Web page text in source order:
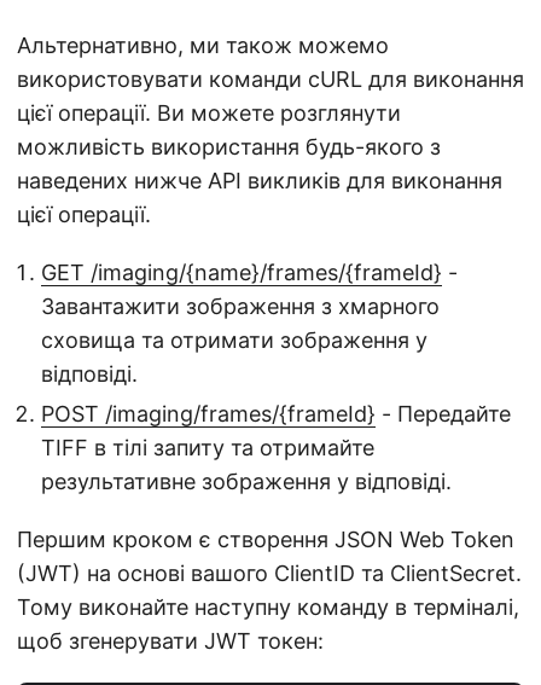
Альтернативно, ми також можемо
використовувати команди cURL для виконання
цієї операції. Ви можете розглянути
можливість використання будь-якого з
наведених нижче API викликів для виконання
цієї операції.
GET /imaging/{name}/frames/{frameId} -
Завантажити зображення з хмарного
сховища та отримати зображення у
відповіді.
POST /imaging/frames/{frameId} - Передайте
TIFF в тілі запиту та отримайте
результативне зображення у відповіді.
Першим кроком є створення JSON Web Token
(JWT) на основі вашого ClientID та ClientSecret.
Тому виконайте наступну команду в терміналі,
щоб згенерувати JWT токен: